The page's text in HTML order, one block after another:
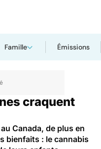
Famille Émissions
craquent
Canada, de plus en
bienfaits : le cannabis